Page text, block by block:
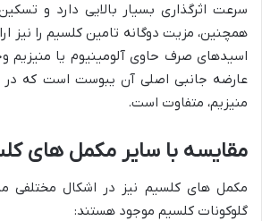
سرعت اثرگذاری بسیار بالایی دارد و
همچنین، مزیت دوگانه تامین کلسیم را نیز
اسیدهای صرف حاوی آلومینیوم یا منیزیم
عارضه جانبی اصلی آن یبوست است که در
منیزیم، متفاوت است.
مقایسه با سایر مکمل های
مکمل های کلسیم نیز در اشکال مختلفی
گلوکونات کلسیم موجود هستند: